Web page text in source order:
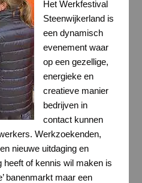
Het Werkfestival
Steenwijkerland is
een dynamisch
evenement waar
op een gezellige,
energieke en
creatieve manier
bedrijven in
contact kunnen
Werkzoekenden,
nieuwe uitdaging en
heeft of kennis wil maken is
banenmarkt maar een